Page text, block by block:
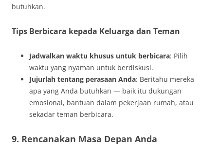
butuhkan.
Tips Berbicara kepada Keluarga dan Teman
Jadwalkan waktu khusus untuk berbicara: Pilih
waktu yang nyaman untuk berdiskusi.
Jujurlah tentang perasaan Anda: Beritahu mereka
apa yang Anda butuhkan — baik itu dukungan
emosional, bantuan dalam pekerjaan rumah, atau
sekadar teman berbicara.
9. Rencanakan Masa Depan Anda